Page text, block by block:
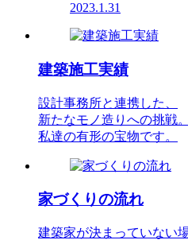
2023.1.31
建築施工実績
設計事務所と連携した、
新たなモノ造りへの挑戦。
私達の有形の宝物です。
家づくりの流れ
建築家が決まっていない場